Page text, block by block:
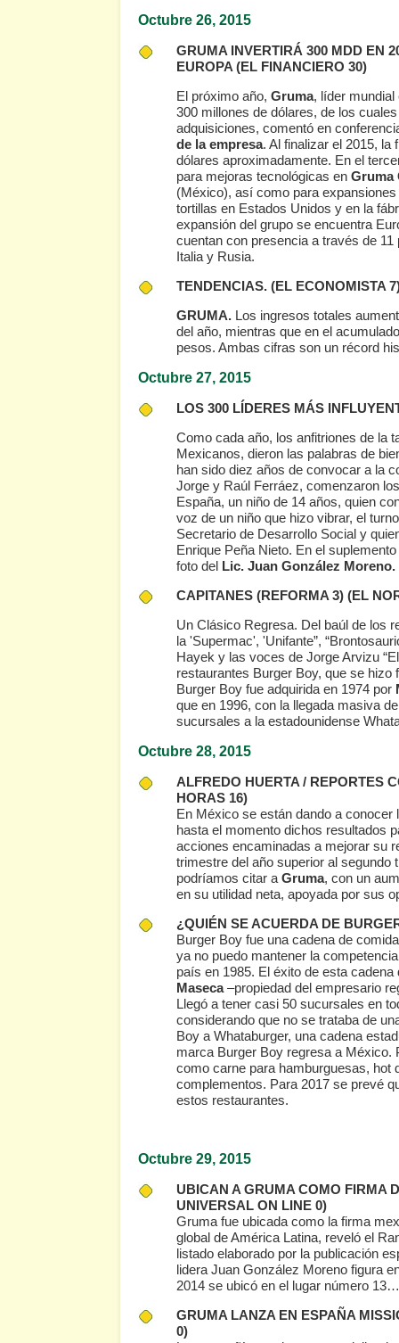
Octubre 26, 2015
GRUMA INVERTIRÁ 300 MDD EN
EUROPA (EL FINANCIERO 30)
El próximo año, Gruma, líder mundial
300 millones de dólares, de los
adquisiciones, comentó en
de la empresa. Al finalizar el 2015, la
dólares aproximadamente. En el
para mejoras tecnológicas enGruma
(México), así como para
tortillas en Estados Unidos y en la
expansión del grupo se encuentra
cuentan con presencia a través de
Italia y Rusia.
TENDENCIAS. (EL ECONOMISTA
GRUMA. Los ingresos totales
del año, mientras que en el
pesos. Ambas cifras son un récord
Octubre 27, 2015
LOS 300 LÍDERES MÁS
Como cada año, los anfitriones de la
Mexicanos, dieron las palabras de
han sido diez años de convocar a la
Jorge y Raúl Ferráez, comenzaron
España, un niño de 14 años, quien
voz de un niño que hizo vibrar, el
Secretario de Desarrollo Social y
Enrique Peña Nieto. En el
foto del Lic. Juan González Moreno.
CAPITANES (REFORMA 3) (EL
Un Clásico Regresa. Del baúl de los
la 'Supermac', 'Unifante”,
Hayek y las voces de Jorge Arvizu
restaurantes Burger Boy, que se
Burger Boy fue adquirida en 1974 por
que en 1996, con la llegada masiva
sucursales a la estadounidense
Octubre 28, 2015
ALFREDO HUERTA / REPORTES
HORAS 16)
En México se están dando a
hasta el momento dichos resultados
acciones encaminadas a mejorar su
trimestre del año superior al
podríamos citar a Gruma, con un
en su utilidad neta, apoyada por sus
¿QUIÉN SE ACUERDA DE
Burger Boy fue una cadena de
ya no puedo mantener la
país en 1985. El éxito de esta
Maseca–propiedad del empresario
Llegó a tener casi 50 sucursales en
considerando que no se trataba de
Boy a Whataburger, una cadena
marca Burger Boy regresa a México.
como carne para hamburguesas, hot
complementos. Para 2017 se prevé
estos restaurantes.
Octubre 29, 2015
UBICAN A GRUMA COMO FIRMA
UNIVERSAL ON LINE 0)
Gruma fue ubicada como la firma
global de América Latina, reveló el
listado elaborado por la publicación
lidera Juan González Moreno figura
2014 se ubicó en el lugar número 13…
GRUMA LANZA EN ESPAÑA
0)